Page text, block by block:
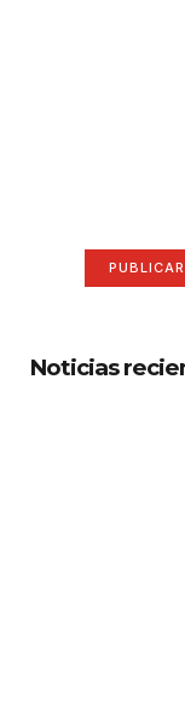
Noticias